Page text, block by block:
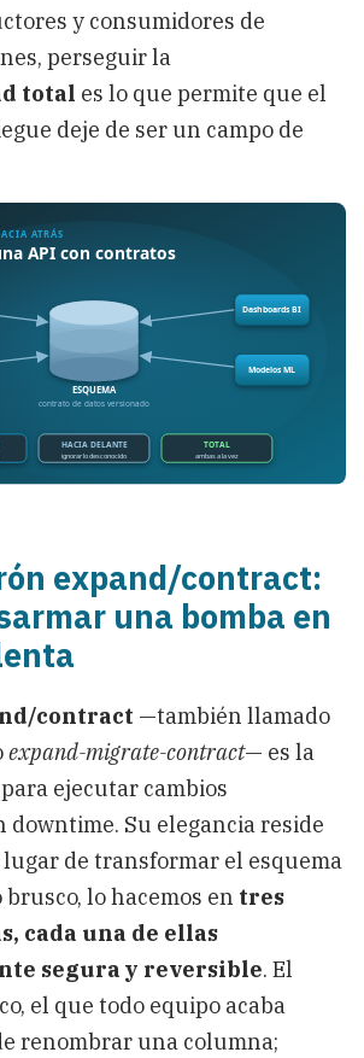
y consumidores de
perseguir la
total es lo que permite que el
deje de ser un campo de
expand/contract:
una bomba en
contract —también llamado
expand-migrate-contract— es la
ejecutar cambios
downtime. Su elegancia reside
lugar de transformar el esquema
lo hacemos en tres
cada una de ellas
segura y reversible. El
el que todo equipo acaba
renombrar una columna;